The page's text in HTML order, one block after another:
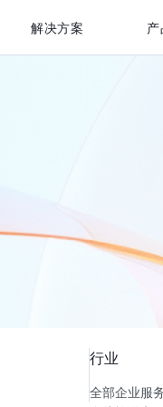
解决方案 产
行业
全部企业服